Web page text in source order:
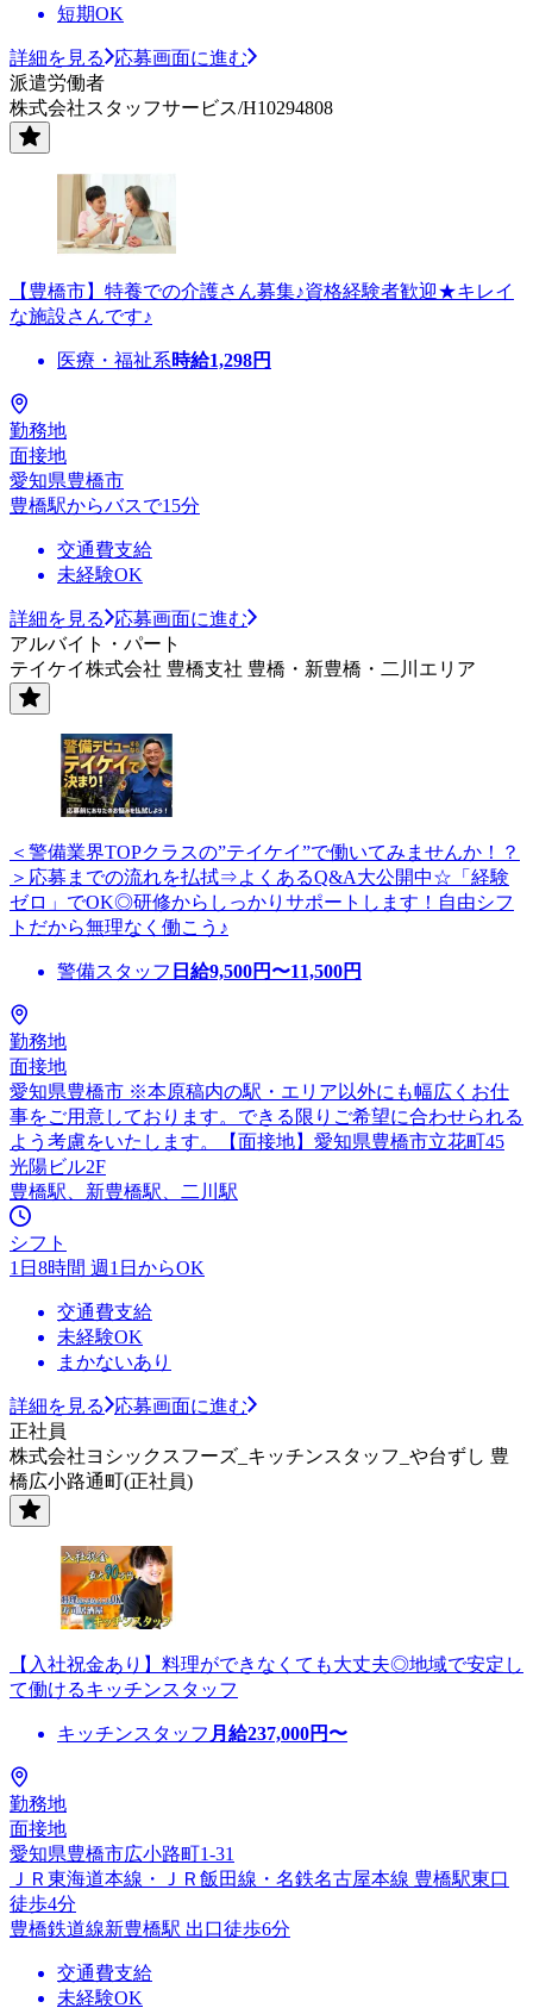
短期OK
詳細を見る
応募画面に進む
派遣労働者
株式会社スタッフサービス/H10294808
【豊橋市】特養での介護さん募集♪資格経験者歓迎★キレイ
な施設さんです♪
医療・福祉系時給1,298円
勤務地
面接地
愛知県豊橋市
豊橋駅からバスで15分
交通費支給
未経験OK
詳細を見る
応募画面に進む
アルバイト・パート
テイケイ株式会社 豊橋支社 豊橋・新豊橋・二川エリア
＜警備業界TOPクラスの”テイケイ”で働いてみませんか！？
＞応募までの流れを払拭⇒よくあるQ&A大公開中☆「経験
ゼロ」でOK◎研修からしっかりサポートします！自由シフ
トだから無理なく働こう♪
警備スタッフ 日給9,500円〜11,500円
勤務地
面接地
愛知県豊橋市 ※本原稿内の駅・エリア以外にも幅広くお仕
事をご用意しております。できる限りご希望に合わせられる
よう考慮をいたします。【面接地】愛知県豊橋市立花町45
光陽ビル2F
豊橋駅、新豊橋駅、二川駅
シフト
1日8時間 週1日からOK
交通費支給
未経験OK
まかないあり
詳細を見る
応募画面に進む
正社員
株式会社ヨシックスフーズ_キッチンスタッフ_や台ずし 豊
橋広小路通町(正社員)
【入社祝金あり】料理ができなくても大丈夫◎地域で安定し
て働けるキッチンスタッフ
キッチンスタッフ 月給237,000円〜
勤務地
面接地
愛知県豊橋市広小路町1-31
ＪＲ東海道本線・ＪＲ飯田線・名鉄名古屋本線 豊橋駅東口
徒歩4分
豊橋鉄道線新豊橋駅 出口徒歩6分
交通費支給
未経験OK